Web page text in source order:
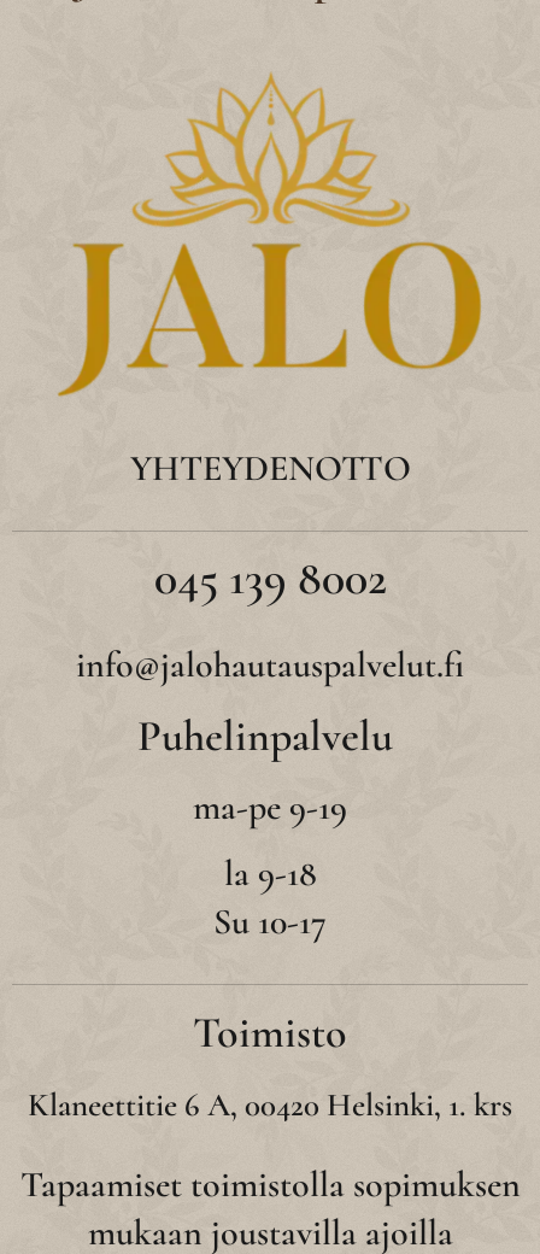
YHTEYDENOTTO
045 139 8002
info@jalohautauspalvelut.fi
Puhelinpalvelu
ma-pe 9-19
la 9-18
Su 10-17
Toimisto
Klaneettitie 6 A, 00420 Helsinki, 1. krs
Tapaamiset toimistolla sopimuksen
mukaan joustavilla ajoilla